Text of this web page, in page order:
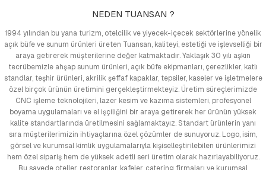
NEDEN TUANSAN ?
1994 yılından bu yana turizm, otelcilik ve yiyecek-içecek sektörlerine yönelik
açık büfe ve sunum ürünleri üreten Tuansan, kaliteyi, estetiği ve işlevselliği bir
araya getirerek müşterilerine değer katmaktadır. Yaklaşık 30 yılı aşkın
tecrübemizle ahşap sunum ürünleri, açık büfe ekipmanları, çerezlikler, katlı
standlar, teşhir ürünleri, akrilik şeffaf kapaklar, tepsiler, kaseler ve işletmelere
özel birçok ürünün üretimini gerçekleştirmekteyiz. Üretim süreçlerimizde
CNC işleme teknolojileri, lazer kesim ve kazıma sistemleri, profesyonel
boyama uygulamaları ve el işçiliğini bir araya getirerek her ürünün yüksek
kalite standartlarında üretilmesini sağlamaktayız. Standart ürünlerin yanı
sıra müşterilerimizin ihtiyaçlarına özel çözümler de sunuyoruz. Logo, isim,
görsel ve kurumsal kimlik uygulamalarıyla kişiselleştirilebilen ürünlerimizi
hem özel sipariş hem de yüksek adetli seri üretim olarak hazırlayabiliyoruz.